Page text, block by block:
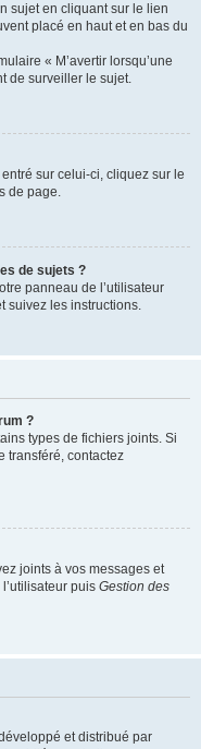
sujet en cliquant sur le lien
placé en haut et en bas du
« M’avertir lorsqu’une
de surveiller le sujet.
sur celui-ci, cliquez sur le
de page.
de sujets ?
panneau de l’utilisateur
suivez les instructions.
?
types de fichiers joints. Si
transféré, contactez
joints à vos messages et
puis Gestion des
et distribué par